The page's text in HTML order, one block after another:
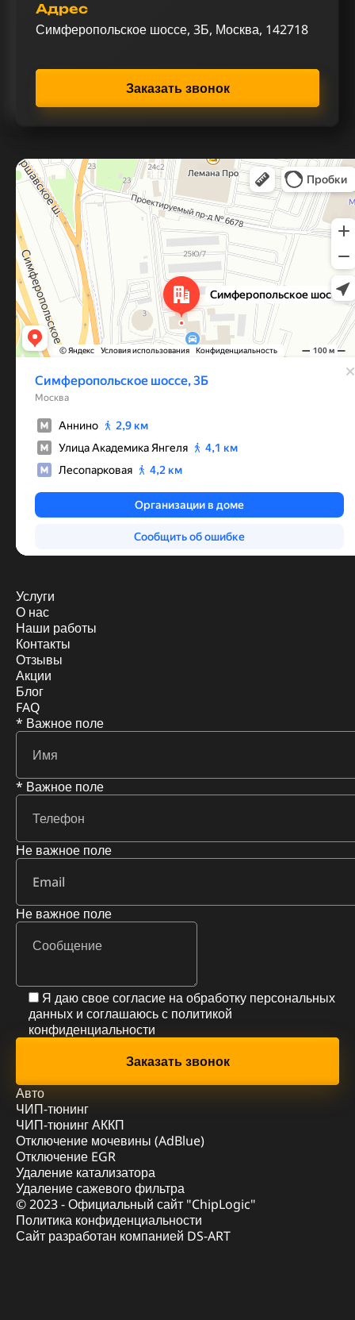
Адрес
Симферопольское шоссе, 3Б, Москва, 142718
Заказать звонок
Услуги
О нас
Наши работы
Контакты
Отзывы
Акции
Блог
FAQ
* Важное поле
* Важное поле
Не важное поле
Не важное поле
Я даю свое согласие на обработку персональных
данных и соглашаюсь с политикой
конфиденциальности
Авто
ЧИП-тюнинг
ЧИП-тюнинг АККП
Отключение мочевины (AdBlue)
Отключение EGR
Удаление катализатора
Удаление сажевого фильтра
© 2023 - Официальный сайт "ChipLogic"
Политика конфиденциальности
Сайт разработан компанией DS-ART